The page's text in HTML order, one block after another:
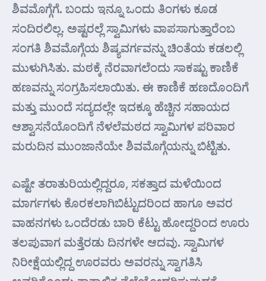
ಶಿವಮೊಗ್ಗೆಗೆ. ಬಂದು ಇನ್ನೂ ಒಂದು ತಿಂಗಳು ಕೂಡ
ಸಂದಿರಲಿಲ್ಲ. ಅಷ್ಟರಲ್ಲೆ ಸ್ವಾಮಿಗಳು ವಾಪಸಾಗುತ್ತಾರೆಂಬ
ಸಂಗತಿ ಶಿವಮೊಗ್ಗೆಯ ಶಿಷ್ಯವರ್ಗವನ್ನು ಚಿಂತೆಯ ಕಡಲಲ್ಲಿ
ಮುಳುಗಿಸಿತು. ಮಠಕ್ಕೆ ನೆರವಾಗಲೆಂದು ಸಾಕಷ್ಟು ಕಾಣಿಕೆ
ಹಣವನ್ನು ಸಂಗ್ರಹಿಸಲಾಯಿತು. ಈ ಕಾಣಿಕೆ ಹಣದೊಂದಿಗೆ
ಮತ್ತು ಮುಂದೆ ಸದ್ಯದಲ್ಲೇ ಇದಕ್ಕೂ ಹೆಚ್ಚಿನ ಸಹಾಯದ
ಆಶ್ವಾಸನೆಯೊಂದಿಗೆ ನೆಳಲೆಮಠದ ಸ್ವಾಮಿಗಳ ಪರಿವಾರ
ಮರುದಿನ ಮುಂಜಾನೆಯೇ ಶಿವಮೊಗ್ಗೆಯನ್ನು ಬಿಟ್ಟಿತು.
ಎಷ್ಟೇ ತರಾತುರಿಯಲ್ಲಿದ್ದರೂ, ಸಕತ್ತಾದ ಮಳೆಯಿಂದ
ಮಾರ್ಗಗಳು ಕೊರಕಲಾಗಿಬಿಟ್ಟುದರಿಂದ ಹಾಗೂ ಅವರ
ವಾಹನಗಳು ಒಂದೆರಡು ಬಾರಿ ಕೆಟ್ಟು ಹೋದ್ದರಿಂದ ಊರು
ತಲಪುವಾಗ ಮತ್ತೆರಡು ದಿನಗಳೇ ಆದವು. ಸ್ವಾಮಿಗಳ
ನಿರೀಕ್ಷೆಯಲ್ಲಿದ್ದ ಊರವರು ಅವರನ್ನು ಸ್ವಾಗತಿಸಿ